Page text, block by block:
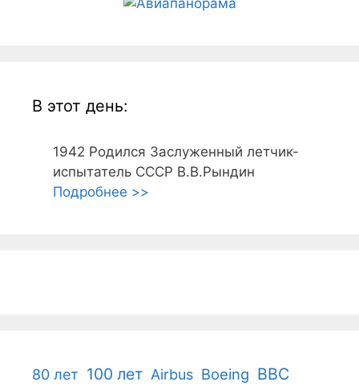
В этот день:
1942 Родился Заслуженный летчик-
испытатель СССР В.В.Рындин
Подробнее >>
80 лет 100 лет Airbus Boeing ВВС